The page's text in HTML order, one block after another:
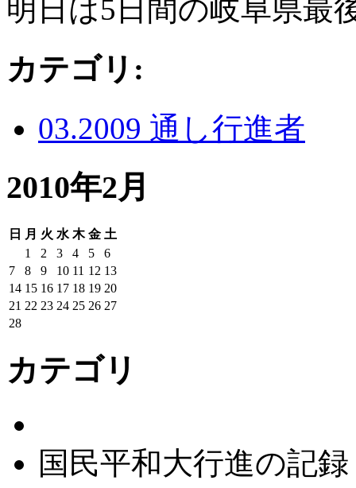
明日は5日間の岐阜県最
カテゴリ :
03.2009 通し行進者
2010年2月
日 月 火 水 木 金 土
1
2 3 4 5
6
7
8 9 10 11 12 13
14 15 16 17 18 19 20
21 22 23 24 25 26 27
28
カテゴリ
国民平和大行進の記録